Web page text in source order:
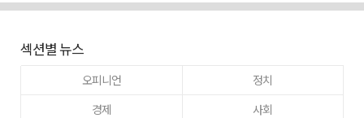
섹션별 뉴스
오피니언
정치
경제
사회